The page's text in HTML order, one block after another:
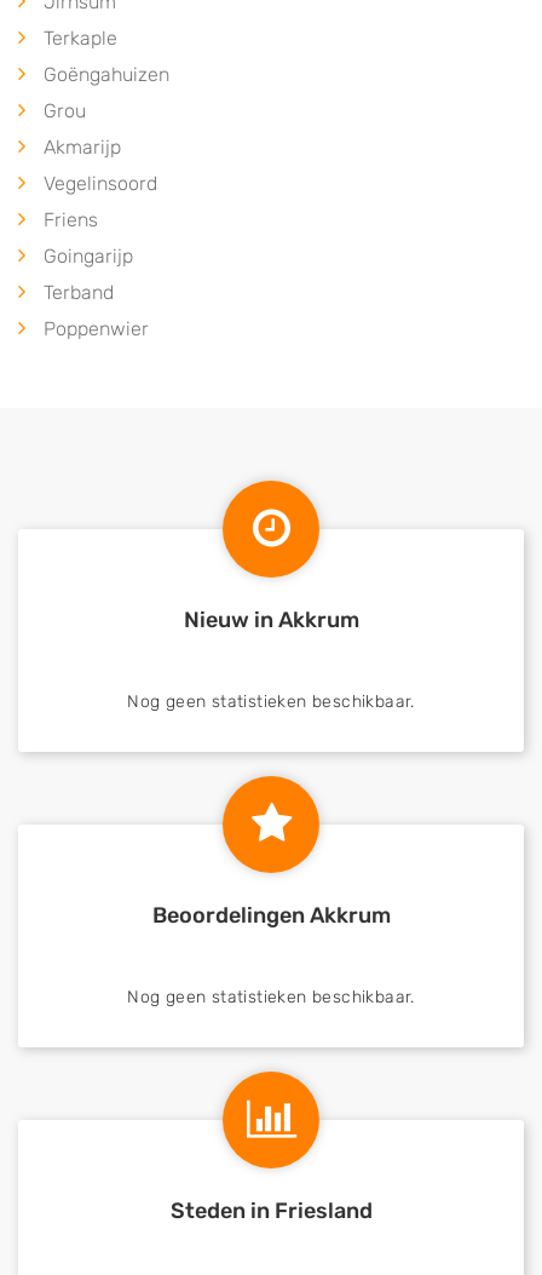
Terkaple
Goëngahuizen
Grou
Akmarijp
Vegelinsoord
Friens
Goingarijp
Terband
Poppenwier
Nieuw in Akkrum
Nog geen statistieken beschikbaar.
Beoordelingen Akkrum
Nog geen statistieken beschikbaar.
Steden in Friesland